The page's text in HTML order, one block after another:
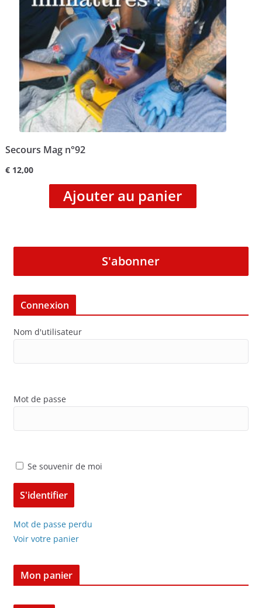
Secours Mag n°92
€12,00
Ajouter au panier
S'abonner
Connexion
Nom d'utilisateur
Mot de passe
Se souvenir de moi
Mot de passe perdu
Voir votre panier
Mon panier